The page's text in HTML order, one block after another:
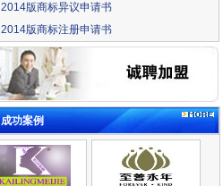
2014版商标异议申请书
2014版商标注册申请书
成功案例